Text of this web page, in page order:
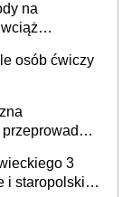
na
osób ćwiczy
3
i staropolskie.